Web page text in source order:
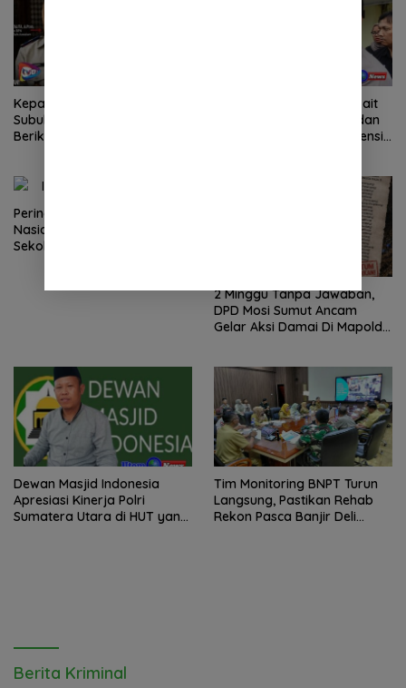
Kepala BPN Kota
Subulussalam Diminta
Berikan Penjelasan
Kepastian
Laporan Wartawan Terkait
Dugaan Pengancaman dan
Pelarangan Liputan Diatensi
Peringatan Hari Anak
Nasional 2026 di Sejumlah
Sekolah Belum Sesuai
2 Minggu Tanpa Jawaban,
DPD Mosi Sumut Ancam
Gelar Aksi Damai Di Mapolda
Sumut Irjen Whisnu
Hermawan Bersikap Tegas .
Dewan Masjid Indonesia
Apresiasi Kinerja Polri
Sumatera Utara di HUT yang
Tim Monitoring BNPT Turun
Langsung, Pastikan Rehab
Rekon Pasca Banjir Deli
Berita Kriminal